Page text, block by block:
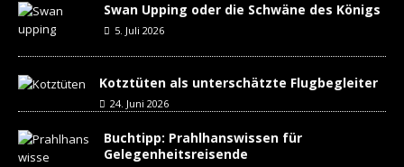
Swan Upping oder die Schwäne des Königs
5. Juli 2026
Kotztüten als unterschätzte Flugbegleiter
24. Juni 2026
Buchtipp: Prahlhanswissen für
Gelegenheitsreisende